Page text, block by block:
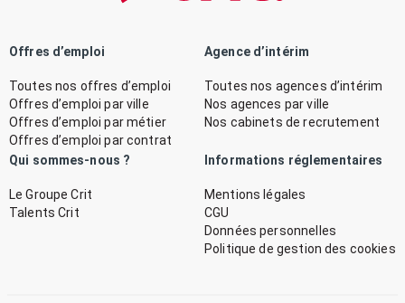
Offres d’emploi
Toutes nos offres d’emploi
Offres d’emploi par ville
Offres d’emploi par métier
Offres d’emploi par contrat
Agence d’intérim
Toutes nos agences d’intérim
Nos agences par ville
Nos cabinets de recrutement
Qui sommes-nous ?
Le Groupe Crit
Talents Crit
Informations réglementaires
Mentions légales
CGU
Données personnelles
Politique de gestion des cookies